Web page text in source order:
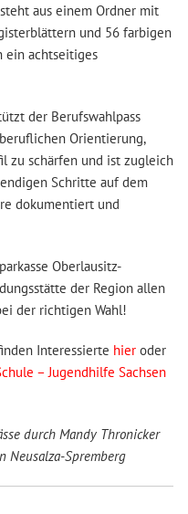
aus einem Ordner mit
und 56 farbigen
ein achtseitiges
der Berufswahlpass
Orientierung,
zu schärfen und ist zugleich
Schritte auf dem
dokumentiert und
Oberlausitz-
der Region allen
der richtigen Wahl!
Interessierte hieroder
– Jugendhilfe Sachsen
durch Mandy Thronicker
Neusalza-Spremberg